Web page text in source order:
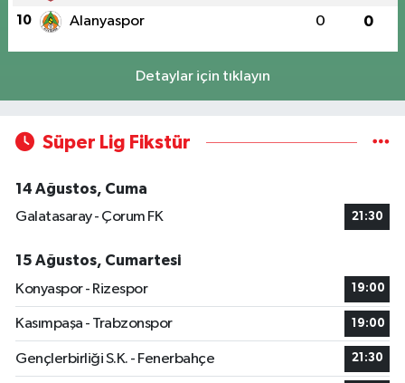
10 Alanyaspor 0 0
Detaylar için tıklayın
Süper Lig Fikstür
14 Ağustos, Cuma
Galatasaray - Çorum FK
21:30
15 Ağustos, Cumartesi
Konyaspor - Rizespor
19:00
Kasımpaşa - Trabzonspor 19:00
Gençlerbirliği S.K. - Fenerbahçe 21:30